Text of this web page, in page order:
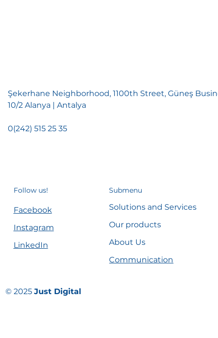
Şekerhane Neighborhood, 1100th Street, Güneş
10/2 Alanya | Antalya
0(242) 515 25 35
Submenu
Solutions and Services
Our products
About Us
Communication
Follow us!
Facebook
Instagram
LinkedIn
© 2025 Just Digital